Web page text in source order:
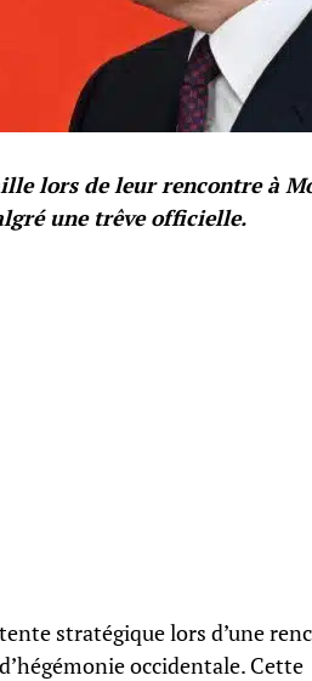
lors de leur rencontre à
une trêve officielle.
stratégique lors d’une
occidentale. Cette